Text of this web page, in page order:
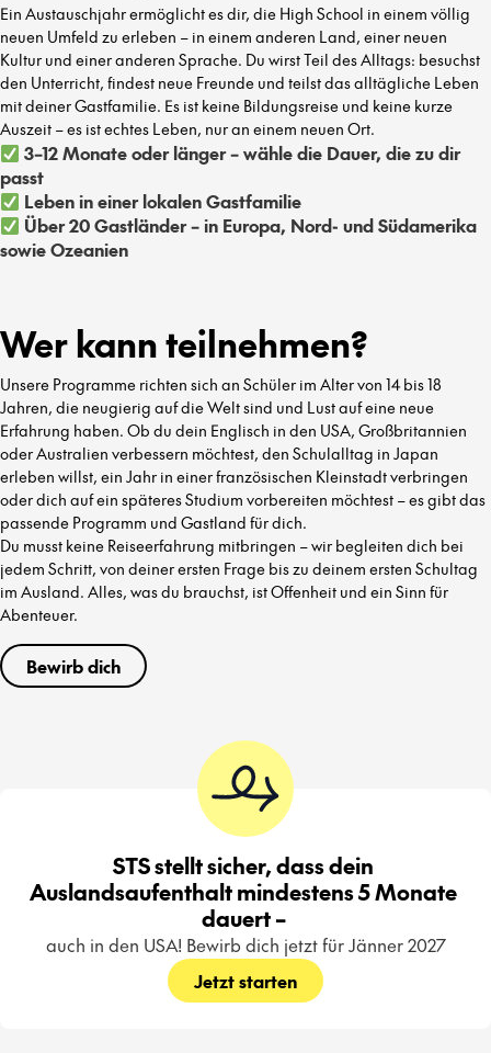
Ein Austauschjahr ermöglicht es dir, die High School in einem völlig
neuen Umfeld zu erleben – in einem anderen Land, einer neuen
Kultur und einer anderen Sprache. Du wirst Teil des Alltags: besuchst
den Unterricht, findest neue Freunde und teilst das alltägliche Leben
mit deiner Gastfamilie. Es ist keine Bildungsreise und keine kurze
Auszeit – es ist echtes Leben, nur an einem neuen Ort.
3–12 Monate oder länger – wähle die Dauer, die zu dir
passt
Leben in einer lokalen Gastfamilie
Über 20 Gastländer – in Europa, Nord- und Südamerika
sowie Ozeanien
Wer kann teilnehmen?
Unsere Programme richten sich an Schüler im Alter von 14 bis 18
Jahren, die neugierig auf die Welt sind und Lust auf eine neue
Erfahrung haben. Ob du dein Englisch in den USA, Großbritannien
oder Australien verbessern möchtest, den Schulalltag in Japan
erleben willst, ein Jahr in einer französischen Kleinstadt verbringen
oder dich auf ein späteres Studium vorbereiten möchtest – es gibt das
passende Programm und Gastland für dich.
Du musst keine Reiseerfahrung mitbringen – wir begleiten dich bei
jedem Schritt, von deiner ersten Frage bis zu deinem ersten Schultag
im Ausland. Alles, was du brauchst, ist Offenheit und ein Sinn für
Abenteuer.
Bewirb dich
STS stellt sicher, dass dein
Auslandsaufenthalt mindestens 5 Monate
dauert –
auch in den USA! Bewirb dich jetzt für Jänner 2027
Jetzt starten